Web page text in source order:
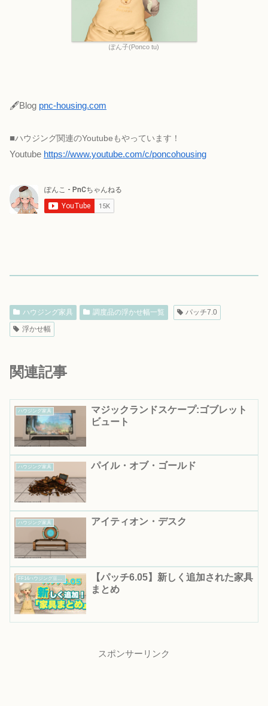
ぽん子(Ponco tu)
🖋Blog pnc-housing.com
■ハウジング関連のYoutubeもやっています！
Youtube https://www.youtube.com/c/poncohousing
ハウジング家具 調度品の浮かせ幅一覧
パッチ7.0
浮かせ幅
関連記事
ハウジング家具
マジックランドスケープ:ゴブレット
ビュート
ハウジング家具 パイル・オブ・ゴールド
ハウジング家具 アイティオン・デスク
FF14ハウジング豆知識｜知って得する便利情報まとめ
【パッチ6.05】新しく追加された家具
まとめ
スポンサーリンク